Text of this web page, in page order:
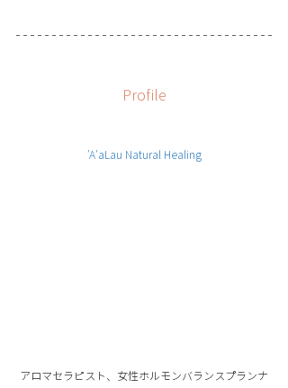
Profile
’A’aLau Natural Healing
アロマセラピスト、女性ホルモンバランスプランナ